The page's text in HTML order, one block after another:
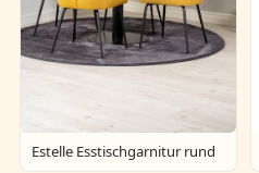
Estelle Esstischgarnitur rund